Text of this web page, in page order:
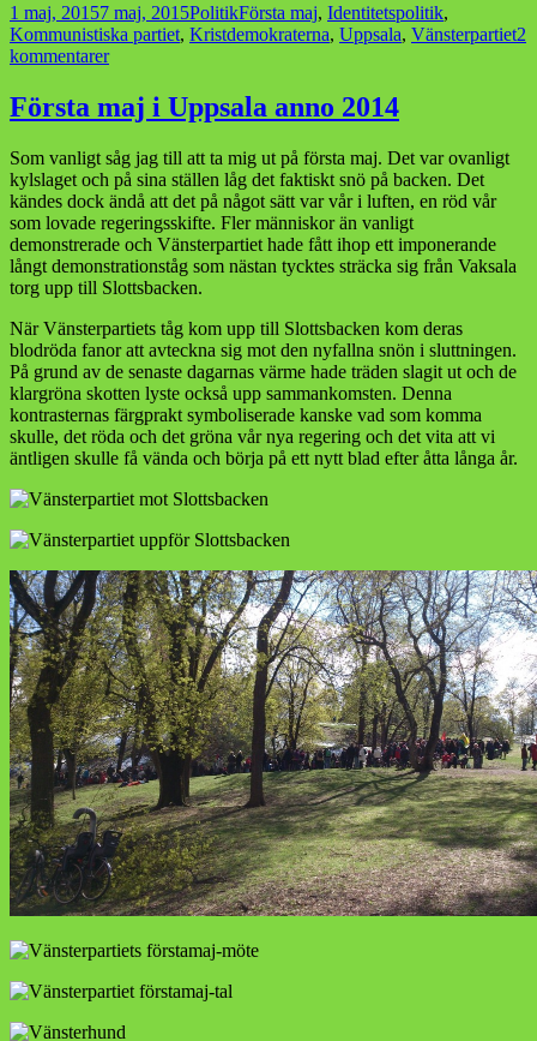
Postat
1 maj, 20157 maj, 2015Kategorier
PolitikTaggar
Första maj, Identitetspolitik,
Kommunistiska partiet, Kristdemokraterna, Uppsala, Vänsterpartiet2
kommentarertill
första
maj
Uppsala
Första maj i Uppsala anno 2014
Som vanligt såg jag till att ta mig ut på första maj. Det var ovanligt
kylslaget och på sina ställen låg det faktiskt snö på backen. Det
kändes dock ändå att det på något sätt var vår i luften, en röd vår
som lovade regeringsskifte. Fler människor än vanligt
demonstrerade och Vänsterpartiet hade fått ihop ett imponerande
långt demonstrationståg som nästan tycktes sträcka sig från Vaksala
torg upp till Slottsbacken.
När Vänsterpartiets tåg kom upp till Slottsbacken kom deras
blodröda fanor att avteckna sig mot den nyfallna snön i sluttningen.
På grund av de senaste dagarnas värme hade träden slagit ut och de
klargröna skotten lyste också upp sammankomsten. Denna
kontrasternas färgprakt symboliserade kanske vad som komma
skulle, det röda och det gröna vår nya regering och det vita att vi
äntligen skulle få vända och börja på ett nytt blad efter åtta långa år.